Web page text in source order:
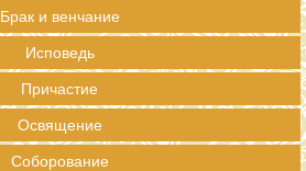
Брак и венчание
Исповедь
Причастие
Освящение
Соборование